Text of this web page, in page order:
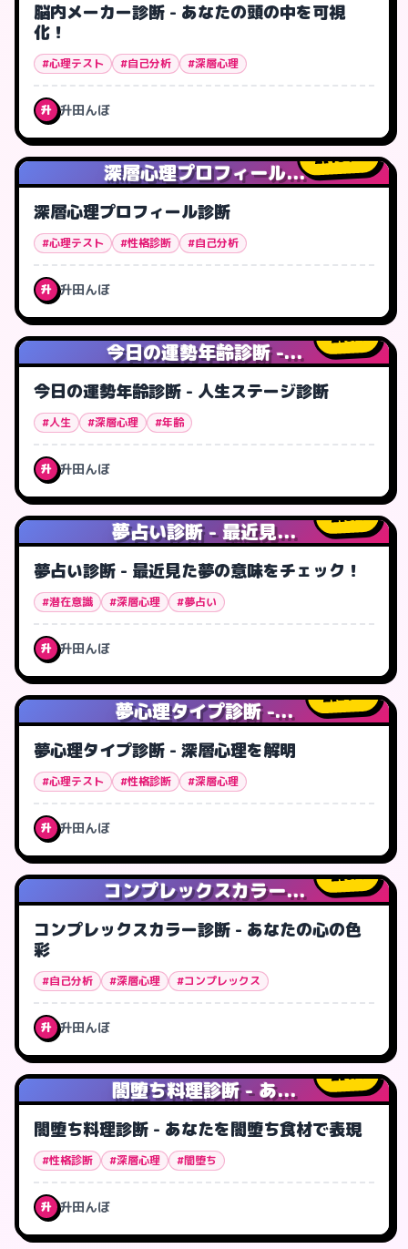
脳内メーカー診断 - あなたの頭の中を可視
化！
#心理テスト #自己分析 #深層心理
升 升田んぼ
深層心理プロフィール...
184人
深層心理プロフィール診断
#心理テスト #性格診断 #自己分析
升 升田んぼ
今日の運勢年齢診断 -...
0人
今日の運勢年齢診断 - 人生ステージ診断
#人生 #深層心理 #年齢
升 升田んぼ
夢占い診断 - 最近見...
5人
夢占い診断 - 最近見た夢の意味をチェック！
#潜在意識 #深層心理 #夢占い
升 升田んぼ
夢心理タイプ診断 -...
21人
夢心理タイプ診断 - 深層心理を解明
#心理テスト #性格診断 #深層心理
升 升田んぼ
コンプレックスカラー...
0人
コンプレックスカラー診断 - あなたの心の色
彩
#自己分析 #深層心理 #コンプレックス
升 升田んぼ
闇堕ち料理診断 - あ...
1人
闇堕ち料理診断 - あなたを闇堕ち食材で表現
#性格診断 #深層心理 #闇堕ち
升 升田んぼ